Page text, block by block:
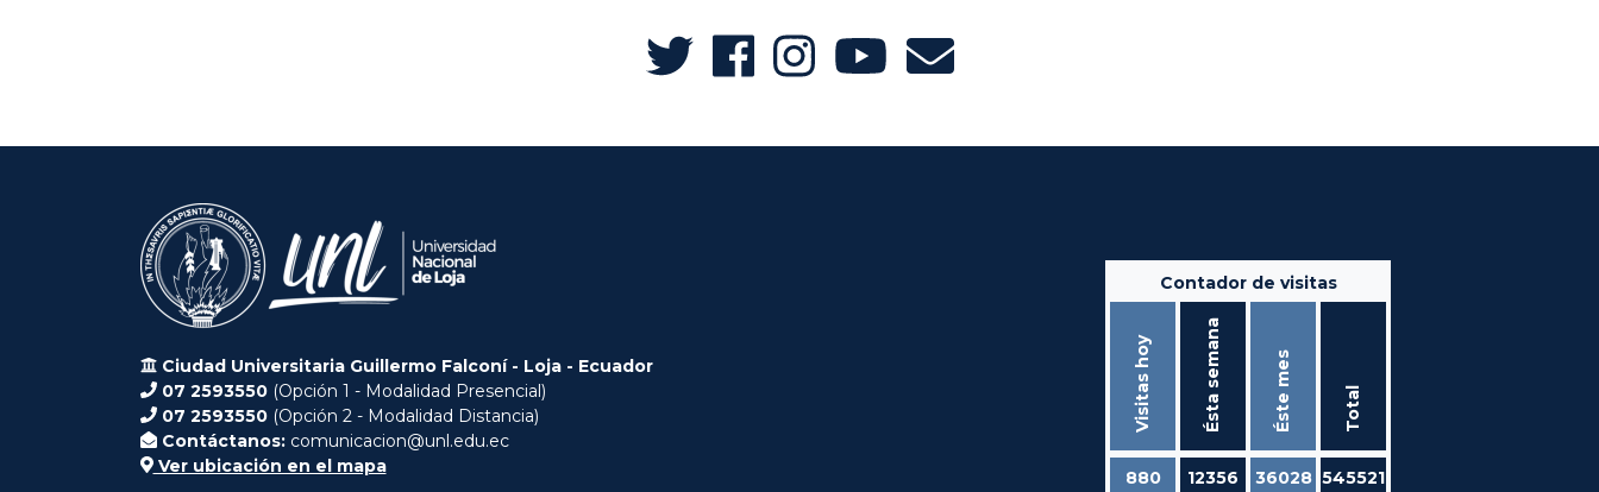
Ciudad Universitaria Guillermo Falconí - Loja - Ecuador
07 2593550 (Opción 1 - Modalidad Presencial)
07 2593550 (Opción 2 - Modalidad Distancia)
Contáctanos: comunicacion@unl.edu.ec
Ver ubicación en el mapa
Contador de visitas
Visitas hoy Ésta semana Éste mes Total
880 12356 36028 545521